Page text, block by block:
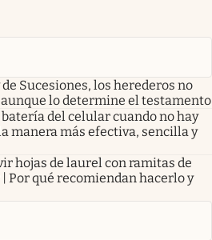
Sucesiones, los herederos no
lo determine el testamento
del celular cuando no hay
manera más efectiva, sencilla y
hojas de laurel con ramitas de
Por qué recomiendan hacerlo y